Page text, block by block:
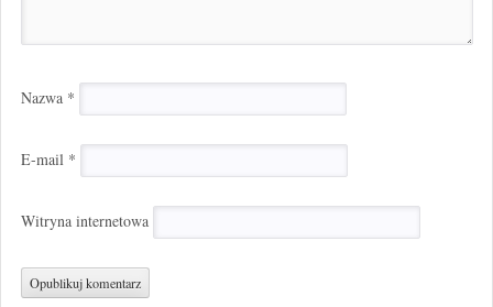
Nazwa *
E-mail *
Witryna internetowa